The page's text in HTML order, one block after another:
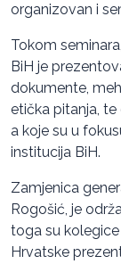
organizovan i
Tokom
BiH je
dokumente,
etička pitanja, te
a koje su u
institucija BiH.
Zamjenica
Rogošić, je
toga su
Hrvatske